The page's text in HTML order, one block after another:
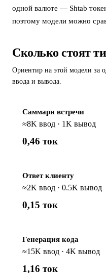
одной валюте — Shtab
поэтому модели можно
Сколько стоят
Ориентир на этой модели за
ввода и вывода.
Саммари встречи
≈8K ввод · 1K вывод
0,46 ток
Ответ клиенту
≈2K ввод · 0.5K вывод
0,15 ток
Генерация кода
≈15K ввод · 4K вывод
1,16 ток